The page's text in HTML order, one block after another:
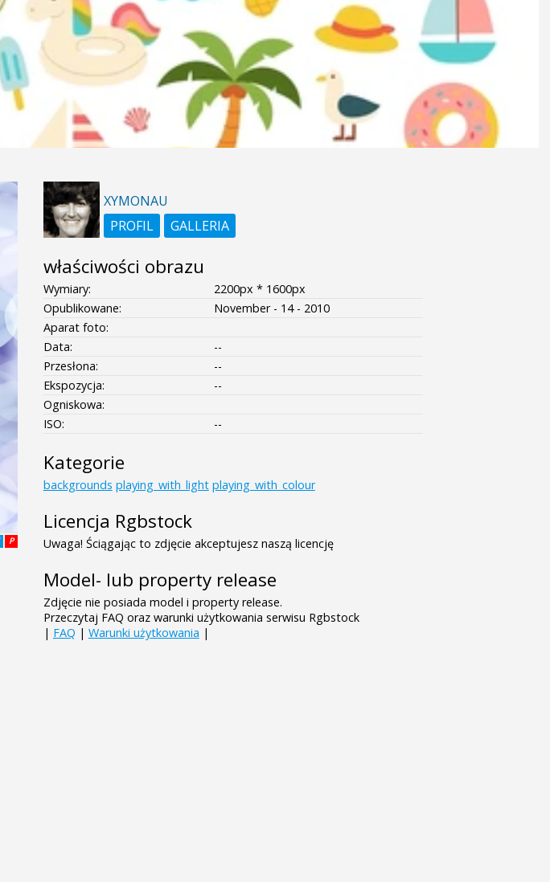
P
XYMONAU
PROFIL
GALLERIA
właściwości obrazu
Wymiary:
2200px * 1600px
Opublikowane:
November - 14 - 2010
Aparat foto:
Data:
--
Przesłona:
--
Ekspozycja:
--
Ogniskowa:
ISO:
--
Kategorie
backgrounds playing_with_light playing_with_colour
Licencja Rgbstock
Uwaga! Ściągając to zdjęcie akceptujesz naszą licencję
Model- lub property release
Zdjęcie nie posiada model i property release.
Przeczytaj FAQ oraz warunki użytkowania serwisu Rgbstock
| FAQ | Warunki użytkowania |